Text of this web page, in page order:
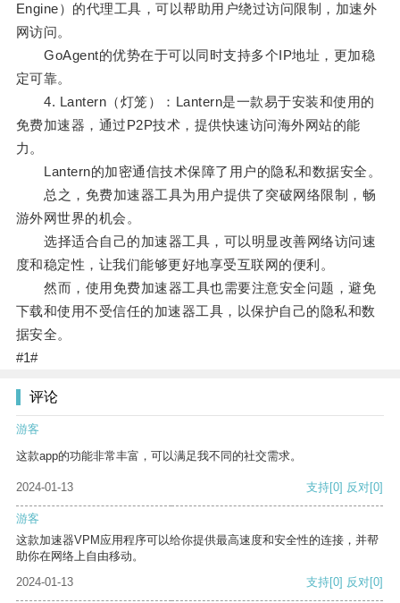
Engine）的代理工具，可以帮助用户绕过访问限制，加速外
网访问。
GoAgent的优势在于可以同时支持多个IP地址，更加稳
定可靠。
4. Lantern（灯笼）：Lantern是一款易于安装和使用的
免费加速器，通过P2P技术，提供快速访问海外网站的能
力。
Lantern的加密通信技术保障了用户的隐私和数据安全。
总之，免费加速器工具为用户提供了突破网络限制，畅
游外网世界的机会。
选择适合自己的加速器工具，可以明显改善网络访问速
度和稳定性，让我们能够更好地享受互联网的便利。
然而，使用免费加速器工具也需要注意安全问题，避免
下载和使用不受信任的加速器工具，以保护自己的隐私和数
据安全。
#1#
评论
游客
这款app的功能非常丰富，可以满足我不同的社交需求。
2024-01-13 支持[0] 反对[0]
游客
这款加速器VPM应用程序可以给你提供最高速度和安全性的连接，并帮
助你在网络上自由移动。
2024-01-13
支持[0] 反对[0]